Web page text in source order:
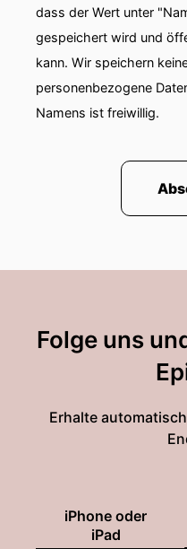
noch als passives
00:01:55: Auch dir
der Einladung.
00:01:59: Hallo freu
dann starten wir wie
00:02:15: Erst mal Uli!
00:02:16: Ich würde
00:02:22: Christian?
00:02:28: Okay und
dass der Wert unter
gespeichert wird und
kann. Wir speichern
personenbezogene
Namens ist freiwillig.
Folge uns
Erhalte
iPhone oder
iPad